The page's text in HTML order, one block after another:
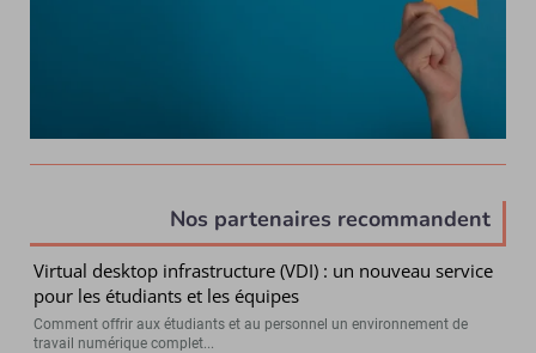
Nos partenaires recommandent
Virtual desktop infrastructure (VDI) : un nouveau service
pour les étudiants et les équipes
Comment offrir aux étudiants et au personnel un environnement de
travail numérique complet...